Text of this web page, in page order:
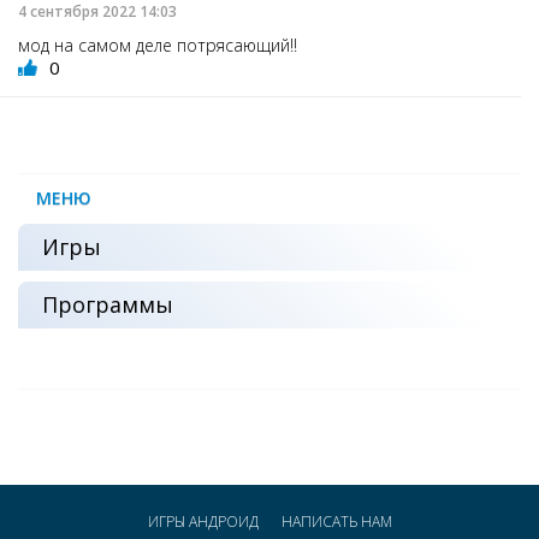
4 сентября 2022 14:03
мод на самом деле потрясающий!!
0
МЕНЮ
Игры
Программы
ИГРЫ АНДРОИД НАПИСАТЬ НАМ